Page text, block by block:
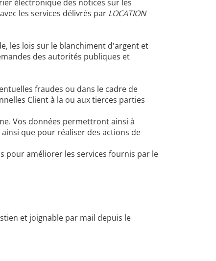
électronique des notices sur les
les services délivrés par LOCATION
les lois sur le blanchiment d'argent et
des autorités publiques et
fraudes ou dans le cadre de
Client à la ou aux tierces parties
Vos données permettront ainsi à
que pour réaliser des actions de
pour améliorer les services fournis par le
et joignable par mail depuis le